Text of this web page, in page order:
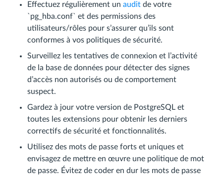
Effectuez régulièrement un audit de votre
`pg_hba.conf` et des permissions des
utilisateurs/rôles pour s’assurer qu’ils sont
conformes à vos politiques de sécurité.
Surveillez les tentatives de connexion et l’activité
de la base de données pour détecter des signes
d’accès non autorisés ou de comportement
suspect.
Gardez à jour votre version de PostgreSQL et
toutes les extensions pour obtenir les derniers
correctifs de sécurité et fonctionnalités.
Utilisez des mots de passe forts et uniques et
envisagez de mettre en œuvre une politique de mot
de passe. Évitez de coder en dur les mots de passe